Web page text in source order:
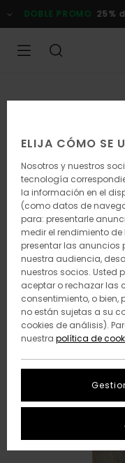
la
DOBLE PROMO 25%
ELIJA CÓMO SE
Nosotros y nuestros
tecnología
la información en el
(como datos de
para: presentarle
medir el rendimiento
presentar las anuncios
nuestra audiencia,
nuestros socios. Usted
aceptar o rechazar las
consentimiento, o
no están sujetas a su
cookies de análisis).
nuestra política de